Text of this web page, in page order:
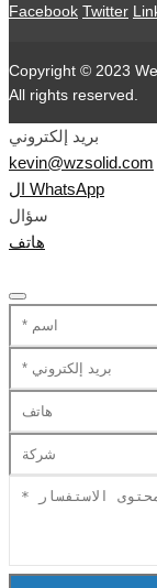
Facebook Twitter
Copyright © 2023
All rights reserved.
بريد إلكتروني
kevin@wzsolid.com
ال WhatsApp
سؤال
هاتف